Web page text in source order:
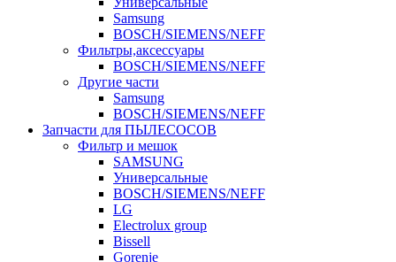
Samsung
BOSCH/SIEMENS/NEFF
Фильтры,аксессуары
BOSCH/SIEMENS/NEFF
Другие части
Samsung
BOSCH/SIEMENS/NEFF
Запчасти для ПЫЛЕСОСОВ
Фильтр и мешок
SAMSUNG
Универсальные
BOSCH/SIEMENS/NEFF
LG
Electrolux group
Bissell
Gorenje